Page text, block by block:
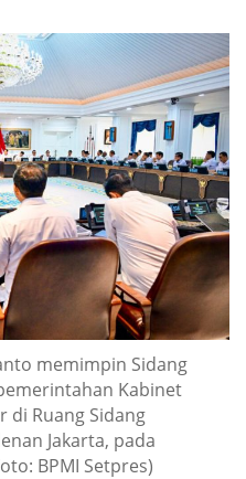
memimpin Sidang
Kabinet
di Ruang Sidang
Jakarta, pada
BPMI Setpres)